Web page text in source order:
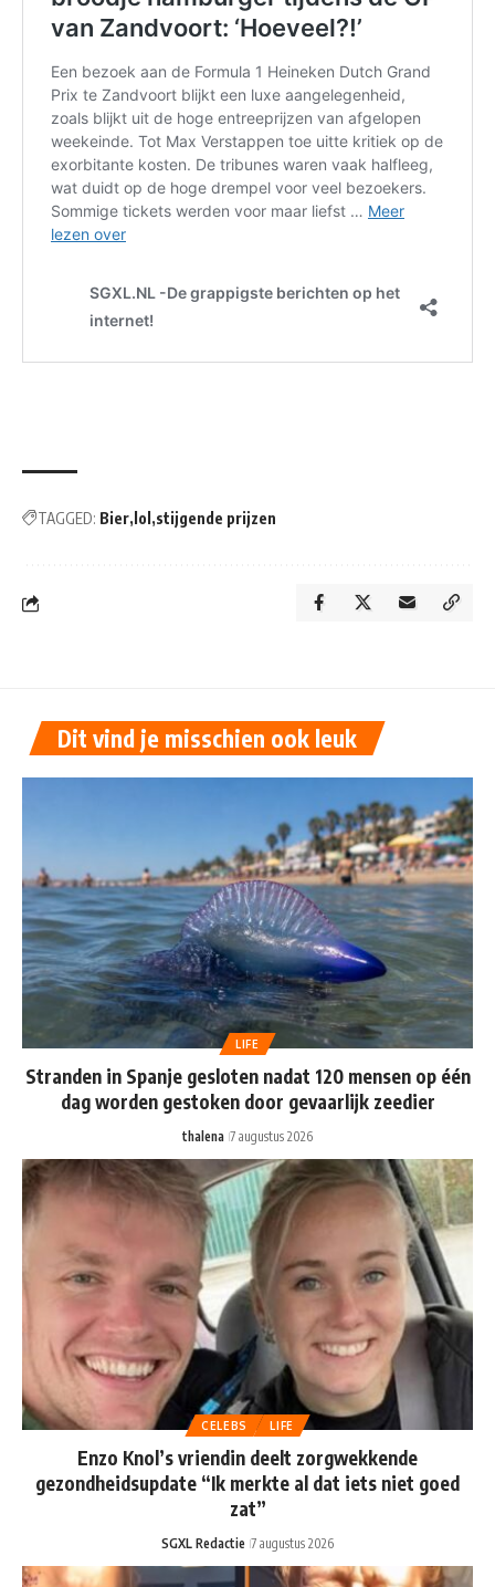
TAGGED: Bier lol stijgende prijzen
Dit vind je misschien ook leuk
LIFE
Stranden in Spanje gesloten nadat 120 mensen op één
dag worden gestoken door gevaarlijk zeedier
thalena 7 augustus 2026
CELEBS LIFE
Enzo Knol’s vriendin deelt zorgwekkende
gezondheidsupdate “Ik merkte al dat iets niet goed
zat”
SGXL Redactie 7 augustus 2026